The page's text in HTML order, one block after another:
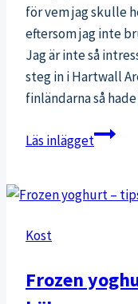
för vem jag skulle
eftersom jag inte
Jag är inte så
steg in i Hartwall
finländarna så
Läs inläggetFinland
i
Kost
Frozen